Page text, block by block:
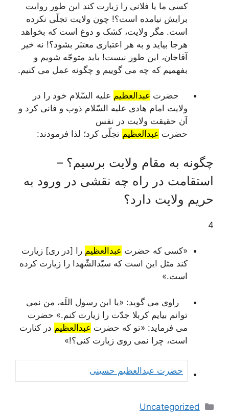
کسی ما یا فلانی را زیارت کند این طور روایت
برایش نیامده است؟! چون ولایت تجلّی نکرده
است. مگر ولایت، کشک و دوغ است که بخواهد
هرجا بیاید و به هر اعتباری معتبَر بشود؟! نه خیر
آقاجان، این طور نیست! باید متوجّه شویم و
بفهمیم که چه می گوییم و چگونه عمل می کنیم.
حضرت عبدالعظیم علیه السّلام خود را در
ولایت امام هادی علیه السّلام ذوب و فانی کرد و
آن حقیقت ولایت در نفس
حضرت عبدالعظیم تجلّی کرد؛ لذا فرمودند:
چگونه به مقام ولایت برسیم؟ –
استقامت در راه چه نقشی در ورود به
حریم ولایت دارد؟
4
«کسی که حضرت عبدالعظیم را [در ری] زیارت
کند مثل این است که سیّدالشّهدا را زیارت کرده
است.»
راوی می گوید: «یا ابن رسول اللَه، من نمی
توانم بیایم کربلا جدّت را زیارت کنم.» حضرت
می فرماید: «تو که حضرت عبدالعظیم در کنارت
است، چرا نمی روی زیارت کنی؟!»
حضرت عبدالعظیم حسینی
دسته‌ها
Uncategorized